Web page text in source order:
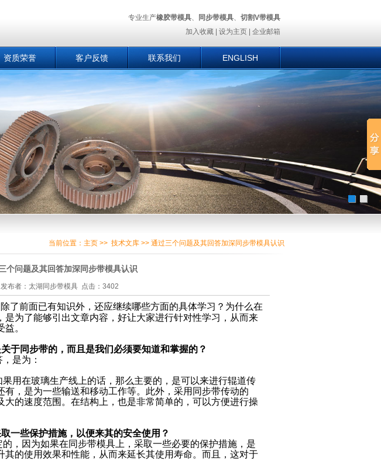
专业生产橡胶带模具、 同步带模具、 切割V带模具
加入收藏
设为主页 企业邮箱
资质荣誉 客户反馈 联系我们 ENGLISH
当前位置： 主页 >> 技术文库 >> 通过三个问题及其回答加深同步带模具认识
个问题及其回答加深同步带模具认识
发布者：太湖同步带模具 点击：3402
了前面已有知识外，还应继续哪些方面的具体学习？为什么在
是为了能够引出文章内容，好让大家进行针对性学习，从而来
。
于同步带的，而且是我们必须要知道和掌握的？
是为：
用在玻璃生产线上的话，那么主要的，是可以来进行辊道传
，是为一些输送和移动工作等。此外，采用同步带传动的
大的速度范围。在结构上，也是非常简单的，可以方便进行操
一些保护措施，以便来其的安全使用？
，因为如果在同步带模具上，采取一些必要的保护措施，是
其的使用效果和性能，从而来延长其使用寿命。而且，这对于